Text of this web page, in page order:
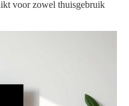
voor zowel thuisgebruik